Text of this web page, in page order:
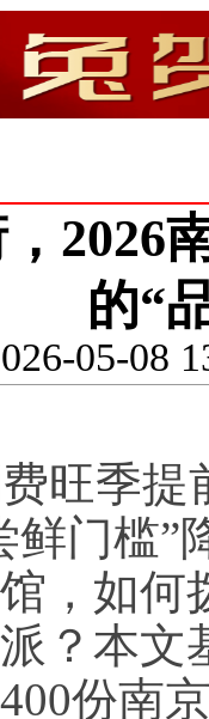
2026
的“
05-08
旺季
鲜门槛
，如何
？本文
份南